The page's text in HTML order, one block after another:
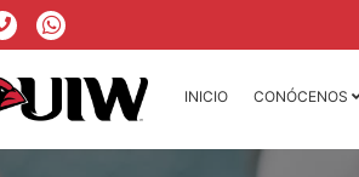
INICIO CONÓCENOS